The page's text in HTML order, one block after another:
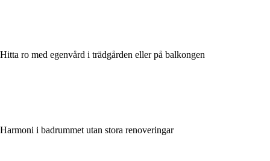
Hitta ro med egenvård i trädgården eller på balkongen
Harmoni i badrummet utan stora renoveringar